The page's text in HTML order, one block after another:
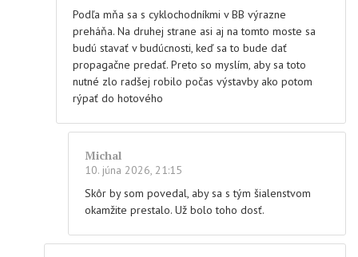
Podľa mňa sa s cyklochodníkmi v BB výrazne
preháňa. Na druhej strane asi aj na tomto moste sa
budú stavať v budúcnosti, keď sa to bude dať
propagačne predať. Preto so myslím, aby sa toto
nutné zlo radšej robilo počas výstavby ako potom
rýpať do hotového
Michal
10. júna 2026, 21:15
Skôr by som povedal, aby sa s tým šialenstvom
okamžite prestalo. Už bolo toho dosť.